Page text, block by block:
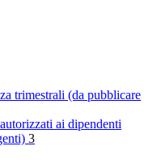
trimestrali (da pubblicare
ai dipendenti
3